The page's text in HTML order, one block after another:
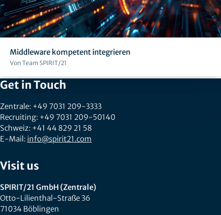
Middleware kompetent integrieren
Von Team SPIRIT/21
Get in Touch
Zentrale: +49 7031 209-3333
Recruiting: +49 7031 209-50140
Schweiz: +41 44 829 21 58
E-Mail: info@spirit21.com
Visit us
SPIRIT/21 GmbH (Zentrale)
Otto-Lilienthal-Straße 36
71034 Böblingen